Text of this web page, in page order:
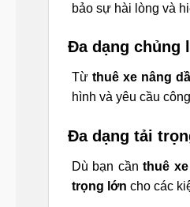
bảo sự hài lòng và
Đa dạng chủng
Từ thuê xe nâng
hình và yêu cầu
Đa dạng tải
Dù bạn cầnthuê
trọng lớn cho các